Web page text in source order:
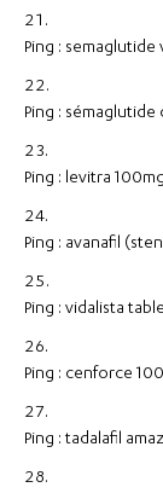
Ping : semaglutide
Ping : sémaglutide
Ping : levitra 100mg
Ping : avanafil
Ping : vidalista
Ping : cenforce
Ping : tadalafil